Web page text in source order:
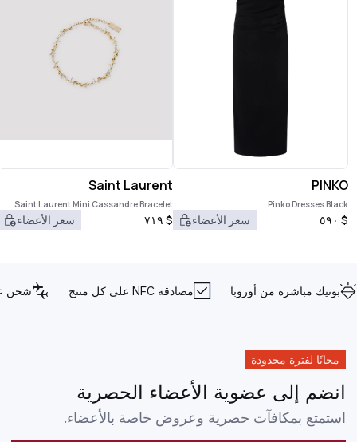
PINKO
Pinko Dresses Black
$ ٥٩٠ سعر الأعضاء
Saint Laurent
Saint Laurent Mini Cassandre Bracelet
$ ٧١٩ سعر الأعضاء
بوتيك مباشرة من أوروبا مصادقة NFC على كل منتج شحن
مجانًا لفترة محدودة
انضم إلى عضوية الأعضاء الحصرية
استمتع بمكافآت حصرية وعروض خاصة بالأعضاء.